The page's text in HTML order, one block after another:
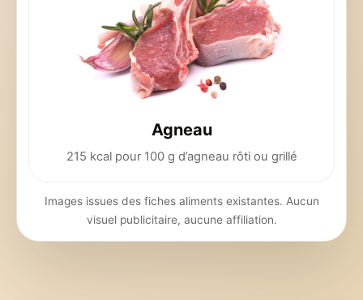
Agneau
215 kcal pour 100 g d’agneau rôti ou grillé
Images issues des fiches aliments existantes. Aucun
visuel publicitaire, aucune affiliation.